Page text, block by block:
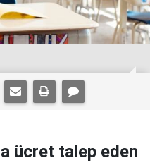
ücret talep eden